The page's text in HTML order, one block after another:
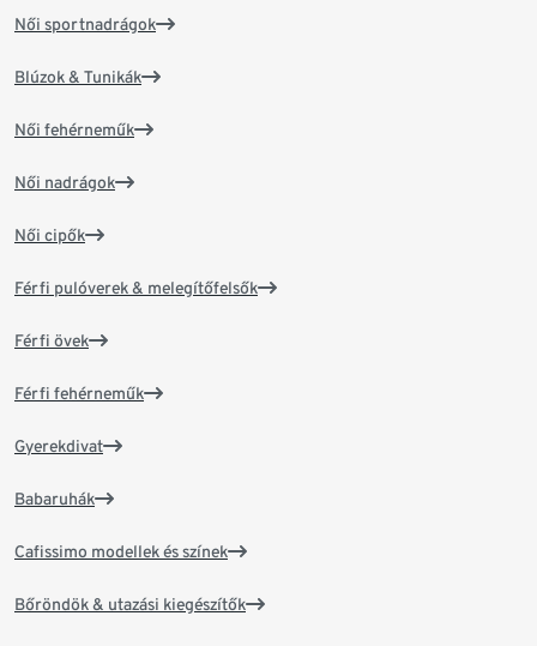
Női sportnadrágok
Blúzok & Tunikák
Női fehérneműk
Női nadrágok
Női cipők
Férfi pulóverek & melegítőfelsők
Férfi övek
Férfi fehérneműk
Gyerekdivat
Babaruhák
Cafissimo modellek és színek
Bőröndök & utazási kiegészítők